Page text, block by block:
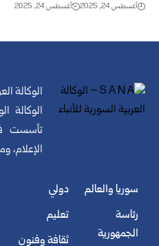
أغسطس 24, 2025 أغسطس 24, 2025
الوكالة
الوكالة
الإعلام،
سوريا والعالم
رئاسة
الجمهورية
دولي
تعليم
ثقافة وفنون